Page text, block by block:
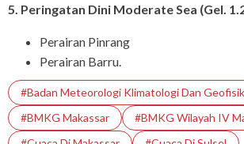
5. Peringatan Dini Moderate Sea (Gel.
Perairan Pinrang
Perairan Barru.
#Badan Meteorologi Klimatologi Dan
#BMKG Makassar
#BMKG Wilayah IV